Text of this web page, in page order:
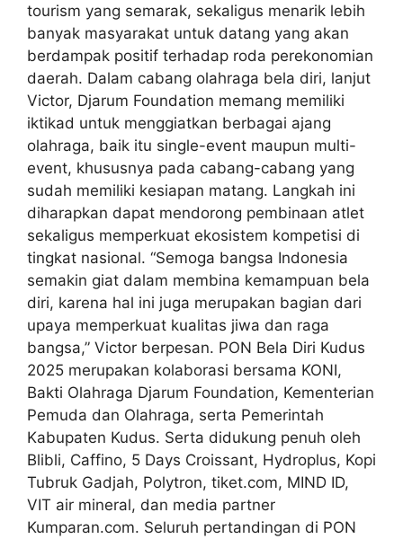
tourism yang semarak, sekaligus menarik lebih
banyak masyarakat untuk datang yang akan
berdampak positif terhadap roda perekonomian
daerah. Dalam cabang olahraga bela diri, lanjut
Victor, Djarum Foundation memang memiliki
iktikad untuk menggiatkan berbagai ajang
olahraga, baik itu single-event maupun multi-
event, khususnya pada cabang-cabang yang
sudah memiliki kesiapan matang. Langkah ini
diharapkan dapat mendorong pembinaan atlet
sekaligus memperkuat ekosistem kompetisi di
tingkat nasional. “Semoga bangsa Indonesia
semakin giat dalam membina kemampuan bela
diri, karena hal ini juga merupakan bagian dari
upaya memperkuat kualitas jiwa dan raga
bangsa,” Victor berpesan. PON Bela Diri Kudus
2025 merupakan kolaborasi bersama KONI,
Bakti Olahraga Djarum Foundation, Kementerian
Pemuda dan Olahraga, serta Pemerintah
Kabupaten Kudus. Serta didukung penuh oleh
Blibli, Caffino, 5 Days Croissant, Hydroplus, Kopi
Tubruk Gadjah, Polytron, tiket.com, MIND ID,
VIT air mineral, dan media partner
Kumparan.com. Seluruh pertandingan di PON